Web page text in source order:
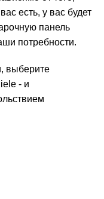
есть, у вас будет
панель
потребности.
выберите
- и